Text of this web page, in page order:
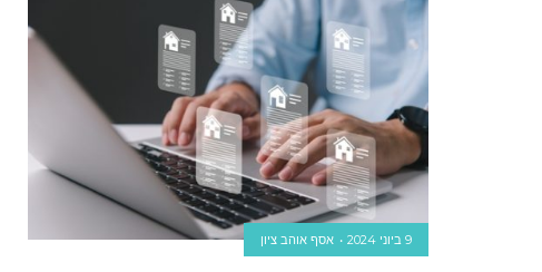
9 ביוני 2024 אסף אוהב ציון